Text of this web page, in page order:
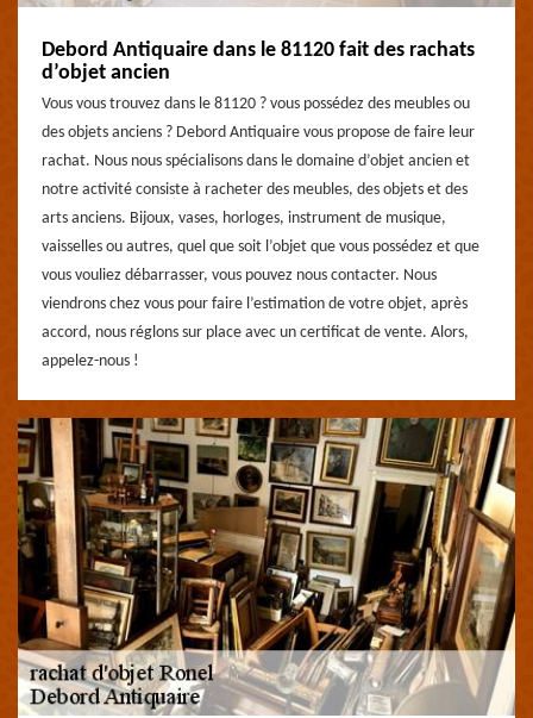
Debord Antiquaire dans le 81120 fait des rachats
d’objet ancien
Vous vous trouvez dans le 81120 ? vous possédez des meubles ou
des objets anciens ? Debord Antiquaire vous propose de faire leur
rachat. Nous nous spécialisons dans le domaine d’objet ancien et
notre activité consiste à racheter des meubles, des objets et des
arts anciens. Bijoux, vases, horloges, instrument de musique,
vaisselles ou autres, quel que soit l’objet que vous possédez et que
vous vouliez débarrasser, vous pouvez nous contacter. Nous
viendrons chez vous pour faire l’estimation de votre objet, après
accord, nous réglons sur place avec un certificat de vente. Alors,
appelez-nous !